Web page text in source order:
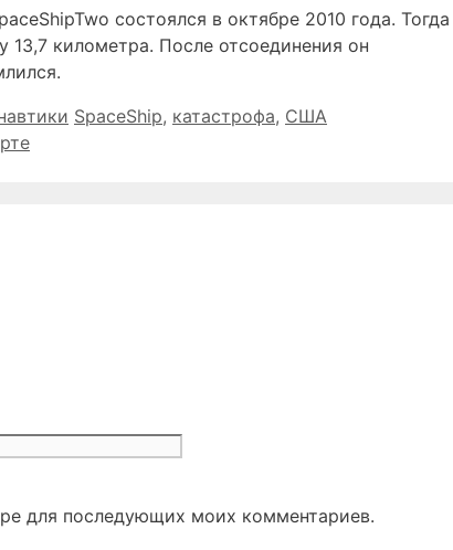
состоялся в октябре 2010 года. Тогда
13,7 километра. После отсоединения он
Метки
SpaceShip, катастрофа, США
для последующих моих комментариев.